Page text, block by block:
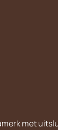
met